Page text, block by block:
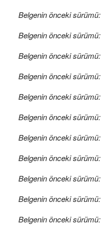
Belgenin önceki sürümü:
Belgenin önceki sürümü:
Belgenin önceki sürümü:
Belgenin önceki sürümü:
Belgenin önceki sürümü:
Belgenin önceki sürümü:
Belgenin önceki sürümü:
Belgenin önceki sürümü:
Belgenin önceki sürümü:
Belgenin önceki sürümü:
Belgenin önceki sürümü: